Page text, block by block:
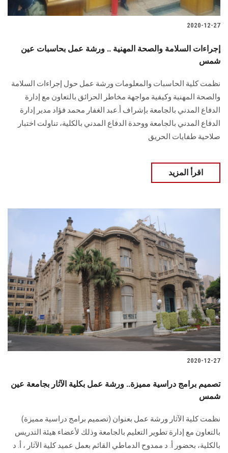
2020-12-27
إجراءات السلامة والصحة المهنية .. ورشة عمل بحاسبات عين
شمس
نظمت كلية الحاسبات والمعلومات ورشة عمل حول إجراءات السلامة
والصحة المهنية وكيفية مواجهة مخاطر الحرائق بالتعاون مع إدارة
الدفاع المدني بالجامعة بإشراف أ.عبد الغفار محمد فؤاد مدير إدارة
الدفاع المدني بالجامعة ووحدة الدفاع المدني بالكلية، تناولت اختبار
صلاحية طفايات الحريق
اقرأ المزيد
2020-12-27
تصميم برامج دراسية مميزة.. ورشة عمل بكلية الآثار بجامعة عين
شمس
نظمت كلية الآثار ورشة عمل بعنوان (تصميم برامج دراسية مميزة)
بالتعاون مع إدارة تطوير التعليم بالجامعة وذلك لأعضاء هيئة التدريس
بالكلية، بحضور أ. د ممدوح الدماطي القائم بعمل عميد كلية الآثار ، أ. د